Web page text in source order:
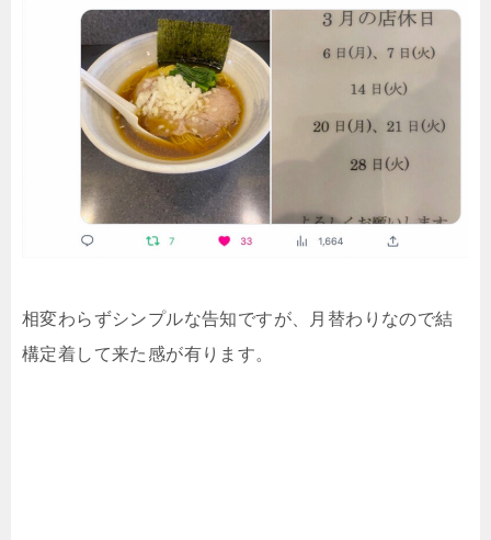
相変わらずシンプルな告知ですが、月替わりなので結
構定着して来た感が有ります。